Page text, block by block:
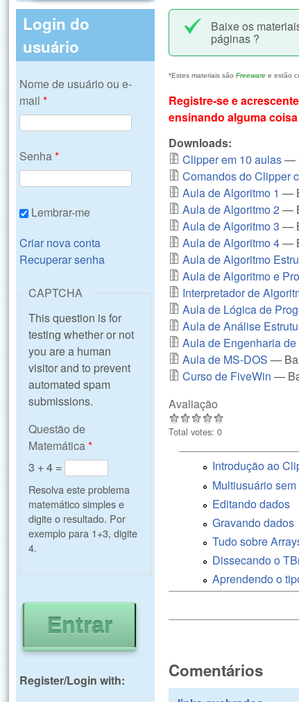
Baixe os
páginas ?
*Estes materiais sãoFreeware e estão
Registre-se e
ensinando alguma
Downloads:
Clipper em 10 aulas—
Comandos do Clipper
Aula de Algoritmo 1 —
Aula de Algoritmo 2—
Aula de Algoritmo 3 —
Aula de Algoritmo 4—
Aula de Algoritmo
Aula de Algoritmo e
Interpretador de
Aula de Lógica de
Aula de Análise
Aula de Engenharia
Aula de MS-DOS —
Curso de FiveWin —
Avaliação
Total votes: 0
Introdução ao
Multiusuário
Editando dados
Gravando dados
Tudo sobre
Dissecando o
Aprendendo o
Comentários
Login do
usuário
Nome de usuário ou e-
mail*
Senha*
Lembrar-me
Criar nova conta
Recuperar senha
CAPTCHA
This question is for
testing whether or not
you are a human
visitor and to prevent
automated spam
submissions.
Questão de
Matemática*
3 + 4 =
Resolva este problema
matemático simples e
digite o resultado. Por
exemplo para 1+3, digite
4.
Register/Login with: